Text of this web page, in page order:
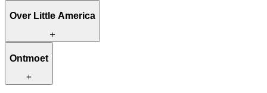
Over Little America
Wat wij te bieden hebben
Wat ons uniek maakt
Ontmoet